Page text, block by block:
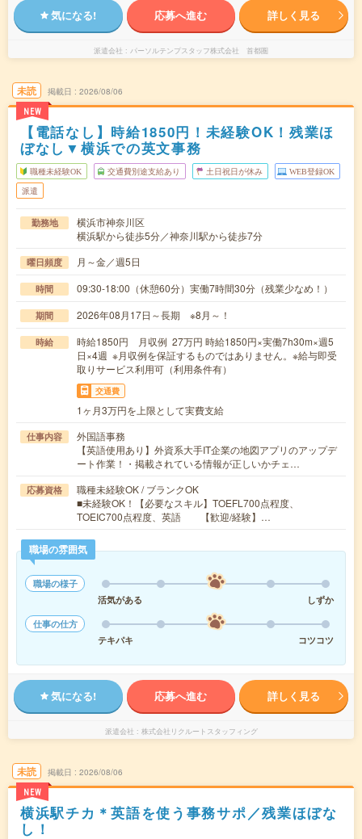
気になる! 応募へ進む 詳しく見る
派遣会社 パーソルテンプスタッフ株式会社 首都圏
未読
NEW
掲載日 2026/08/06
【電話なし】時給1850円！未経験OK！残業ほ
ぼなし▼横浜での英文事務
職種未経験OK 交通費別途支給あり 土日祝日が休み WEB登録OK
派遣
勤務地
横浜市神奈川区
横浜駅から徒歩5分／神奈川駅から徒歩7分
曜日頻度 月～金／週5日
時間 09:30-18:00（休憩60分）実働7時間30分（残業少なめ！）
期間 2026年08月17日～長期 ※8月～！
時給
時給1850円 月収例 27万円 時給1850円×実働7h30m×週5
日×4週 ※月収例を保証するものではありません。※給与即受
取りサービス利用可（利用条件有）
交通費
1ヶ月3万円を上限として実費支給
仕事内容
外国語事務
【英語使用あり】外資系大手IT企業の地図アプリのアップデ
ート作業！・掲載されている情報が正しいかチェ…
応募資格
職種未経験OK / ブランクOK
■未経験OK！【必要なスキル】TOEFL700点程度、
TOEIC700点程度、英語 【歓迎/経験】…
職場の雰囲気
職場の様子
活気がある
しずか
仕事の仕方
テキパキ
コツコツ
気になる! 応募へ進む 詳しく見る
派遣会社 株式会社リクルートスタッフィング
未読
NEW
掲載日 2026/08/06
横浜駅チカ＊英語を使う事務サポ／残業ほぼな
し！